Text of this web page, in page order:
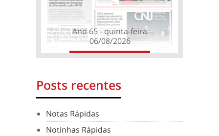
Ano 65 - quinta-feira
06/08/2026
Posts recentes
Notas Rápidas
Notinhas Rápidas